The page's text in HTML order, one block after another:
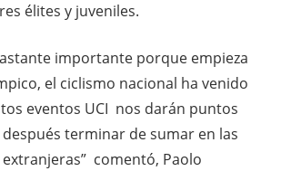
élites y juveniles.
importante porque empieza
el ciclismo nacional ha venido
eventos UCI nos darán puntos
terminar de sumar en las
comentó, Paolo